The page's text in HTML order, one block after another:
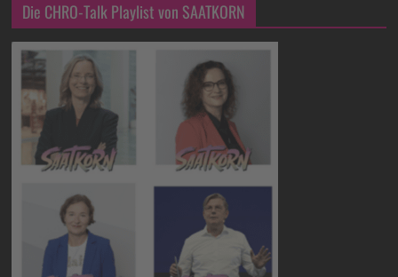
Die CHRO-Talk Playlist von SAATKORN